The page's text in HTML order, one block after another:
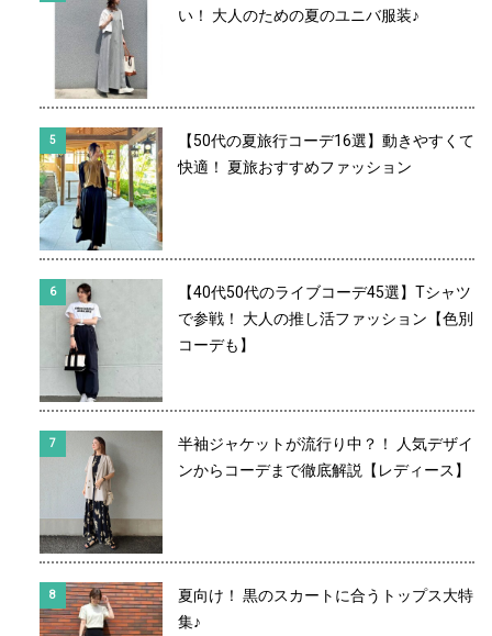
い！ 大人のための夏のユニバ服装♪
【50代の夏旅行コーデ16選】動きやすくて
快適！ 夏旅おすすめファッション
【40代50代のライブコーデ45選】Tシャツ
で参戦！ 大人の推し活ファッション【色別
コーデも】
半袖ジャケットが流行り中？！ 人気デザイ
ンからコーデまで徹底解説【レディース】
夏向け！ 黒のスカートに合うトップス大特
集♪